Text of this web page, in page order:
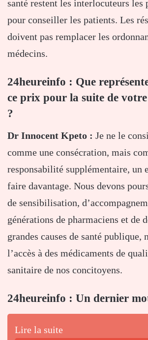
santé restent les interlocuteurs les
pour conseiller les patients. Les
doivent pas remplacer les
médecins.
24heureinfo : Que
ce prix pour la suite de
?
Dr Innocent Kpeto : Je ne le
comme une consécration, mais
responsabilité supplémentaire, un
faire davantage. Nous devons
de sensibilisation,
générations de pharmaciens et de
grandes causes de santé publique,
l’accès à des médicaments de
sanitaire de nos concitoyens.
24heureinfo : Un dernier
Lire la suite